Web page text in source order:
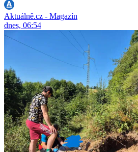
Aktuálně.cz - Magazín
dnes, 06:54